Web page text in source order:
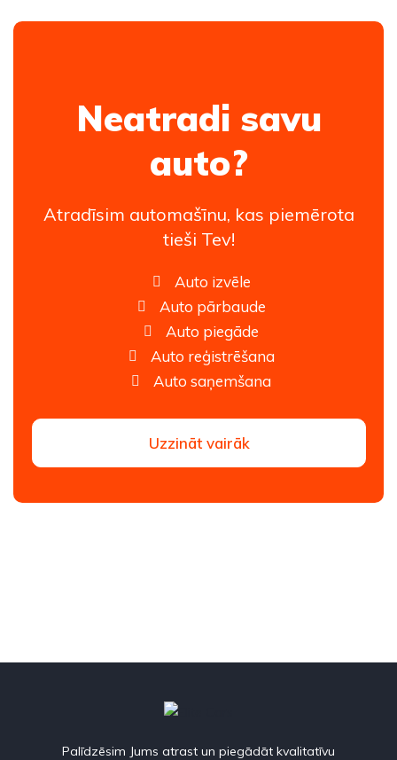
Neatradi savu
auto?
Atradīsim automašīnu, kas piemērota
tieši Tev!
Auto izvēle
Auto pārbaude
Auto piegāde
Auto reģistrēšana
Auto saņemšana
Uzzināt vairāk
Palīdzēsim Jums atrast un piegādāt kvalitatīvu